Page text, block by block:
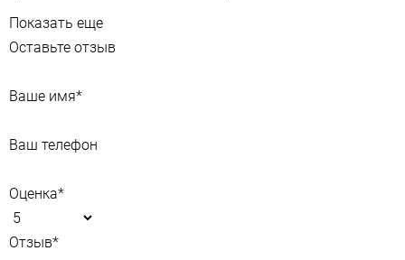
Показать еще
Оставьте отзыв
Ваше имя*
Ваш телефон
Оценка*
Отзыв*